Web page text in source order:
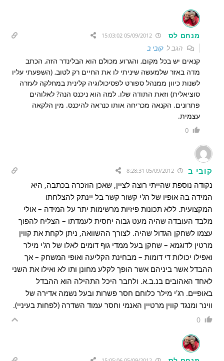
מנחם לס 05/09/2012 15:03:02
הגב לקובי ב
קנאים יש בכל מקום, והגרוע מכולם הוא הבלינדר הזה, הכתב
מדה באזר שלמעשה שיניתי לו את החיים רק לטוב, (השפעתי עליו
לשנות כיוון ממנהל ספורט לפסיכולוגיה קלינית במחלקה לעזרה
סוציאלית) וזאת התודה שלו. למה הוא ניכנס הנה? לאלוהים
פתרונים. הקנאה מכריחה אותו כנראה להיכנס. מין הלקאה
עצמית.
0
קובי ב
נקודה נוספת שהייתי רוצה לציין, שאכן הוזכרה בכתבה, היא
המידה בה אופיו של רג'י קשור קשר בל יינתק להצלחתו
המקצועית. ללא תכונות פיזיות מרשימות יתר על המידה – אולי
מלבד העובדה שהיה מעט גבוה יחסית לעמדתו – הצליח להפוך
עצמו לשחקן הגדול שהיה. לצורך ההשוואה, ניתן לקחת את קווין
מרטין לדוגמא – שחקן בעל ממדי גוף דומים לאלו של רג'י מילר
ואפילו יכולות די דומות – מבחינת הקליעה ואופי המשחק – אך
ההבדל אשר ביניהם אשר הופך לקלע מחונן ותו לא ואילו את השני
לאחד האהובים בנ.ב.א. ולחבר היכל התהילה הוא ההבדל
באופיים. רג'י מילר כלוחם חסר פשרות ובעל נשמה אדירה של
ווינר ומנגד קווין מרטיין האנמי וחסר עמוד השדרה (לפחות בעיניי).
0